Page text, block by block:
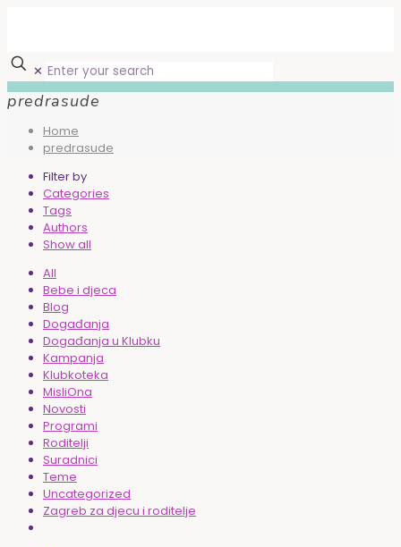
✕
predrasude
Home
predrasude
Filter by
Categories
Tags
Authors
Show all
All
Bebe i djeca
Blog
Događanja
Događanja u Klubku
Kampanja
Klubkoteka
MisliOna
Novosti
Programi
Roditelji
Suradnici
Teme
Uncategorized
Zagreb za djecu i roditelje